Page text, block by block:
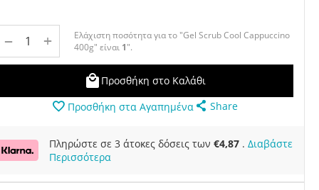
+
−
Ελάχιστη ποσότητα για το "Gel Scrub Cool Cappuccino
400g" είναι 1".
Προσθήκη στο Καλάθι
Προσθήκη στα Αγαπημένα
Share
Πληρώστε σε 3 άτοκες δόσεις των €4,87 . Διαβάστε
Περισσότερα